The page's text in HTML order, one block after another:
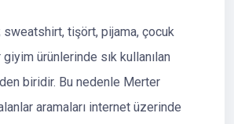
sweatshirt, tişört, pijama, çocuk
ürünlerinde sık kullanılan
biridir. Bu nedenle Merter
aramaları internet üzerinde